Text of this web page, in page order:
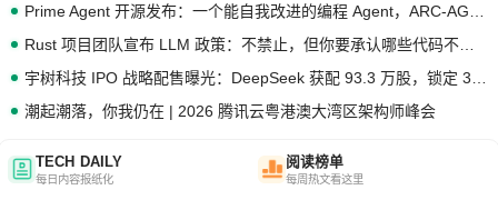
潮起潮落，你我仍在 | 2026 腾讯云粤港澳大湾区架构师峰会
TECH DAILY
每日内容报纸化
阅读榜单
每周热文看这里